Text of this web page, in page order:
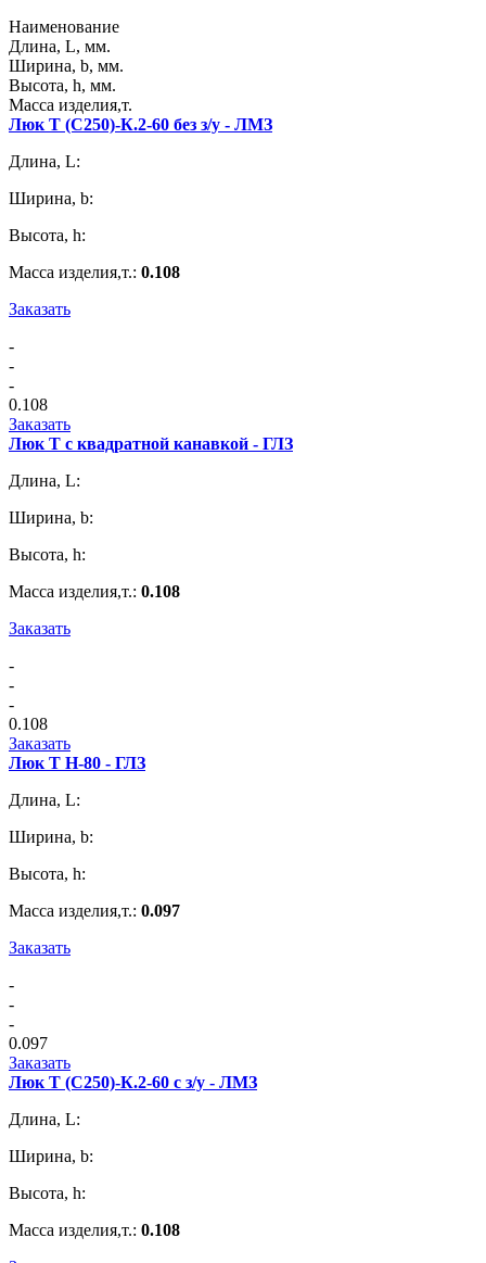
Наименование
Длина, L, мм.
Ширина, b, мм.
Высота, h, мм.
Масса изделия,т.
Люк Т (С250)-К.2-60 без з/у - ЛМЗ
Длина, L:
Ширина, b:
Высота, h:
Масса изделия,т.: 0.108
Заказать
-
-
-
0.108
Заказать
Люк Т с квадратной канавкой - ГЛЗ
Длина, L:
Ширина, b:
Высота, h:
Масса изделия,т.: 0.108
Заказать
-
-
-
0.108
Заказать
Люк Т H-80 - ГЛЗ
Длина, L:
Ширина, b:
Высота, h:
Масса изделия,т.: 0.097
Заказать
-
-
-
0.097
Заказать
Люк Т (С250)-К.2-60 с з/у - ЛМЗ
Длина, L:
Ширина, b:
Высота, h:
Масса изделия,т.: 0.108